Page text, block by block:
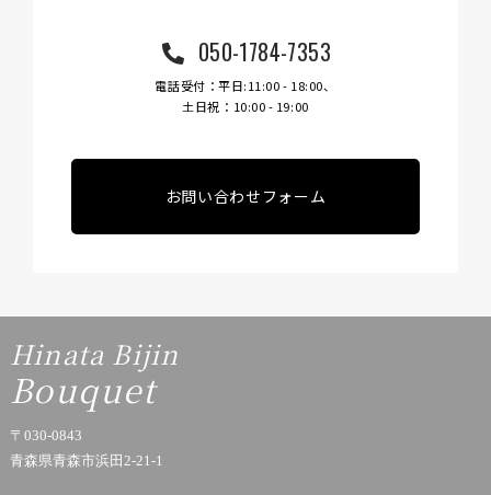
050-1784-7353
電話受付：平日:11:00 - 18:00、
土日祝：10:00 - 19:00
お問い合わせフォーム
Hinata Bijin
Bouquet
〒030-0843
青森県青森市浜田2-21-1